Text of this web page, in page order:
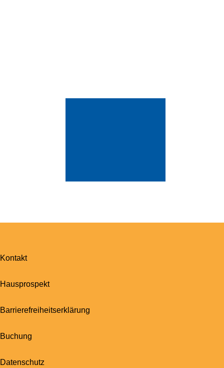
Kontakt
Hausprospekt
Barrierefreiheitserklärung
Buchung
Datenschutz